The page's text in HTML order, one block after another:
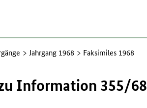
Jahrgang 1968 Faksimiles 1968
Information 355/68